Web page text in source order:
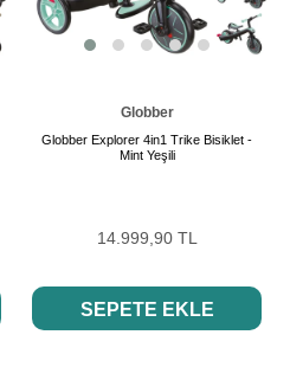
Globber
Globber Explorer 4in1 Trike Bisiklet -
Mint Yeşili
14.999,90 TL
SEPETE EKLE